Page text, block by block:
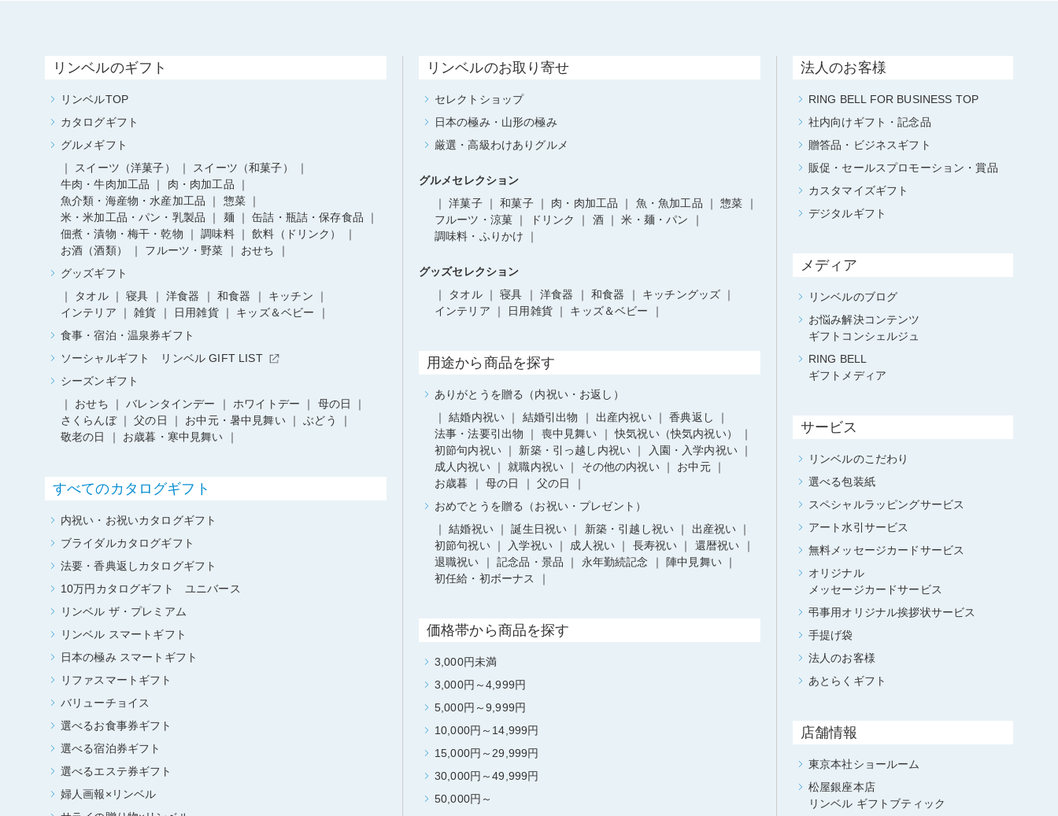
リンベルのギフト
リンベルTOP
カタログギフト
グルメギフト
スイーツ（洋菓子）
スイーツ（和菓子）
牛肉・牛肉加工品
肉・肉加工品
魚介類・海産物・水産加工品
惣菜
米・米加工品・パン・乳製品
麺
缶詰・瓶詰・保存食品
佃煮・漬物・梅干・乾物
調味料
飲料（ドリンク）
お酒（酒類）
フルーツ・野菜
おせち
グッズギフト
タオル
寝具 洋食器 和食器
キッチン
インテリア
雑貨 日用雑貨
キッズ＆ベビー
食事・宿泊・温泉券ギフト
ソーシャルギフト リンベル GIFT LIST
シーズンギフト
おせち
バレンタインデー ホワイトデー
母の日
さくらんぼ
父の日 お中元・暑中見舞い
ぶどう
敬老の日
お歳暮・寒中見舞い
すべてのカタログギフト
内祝い・お祝いカタログギフト
ブライダルカタログギフト
法要・香典返しカタログギフト
10万円カタログギフト ユニバース
リンベル ザ・プレミアム
リンベル スマートギフト
日本の極み スマートギフト
リファスマートギフト
バリューチョイス
選べるお食事券ギフト
選べる宿泊券ギフト
選べるエステ券ギフト
婦人画報×リンベル
リンベルのお取り寄せ
セレクトショップ
日本の極み・山形の極み
厳選・高級わけありグルメ
グルメセレクション
洋菓子
和菓子 肉・肉加工品 魚・魚加工品
惣菜
フルーツ・涼菓
ドリンク 酒
米・麺・パン
調味料・ふりかけ
グッズセレクション
タオル
寝具 洋食器 和食器
キッチングッズ
インテリア
日用雑貨 キッズ＆ベビー
用途から商品を探す
ありがとうを贈る（内祝い・お返し）
結婚内祝い
結婚引出物 出産内祝い
香典返し
法事・法要引出物
喪中見舞い
快気祝い（快気内祝い）
初節句内祝い
新築・引っ越し内祝い
入園・入学内祝い
成人内祝い
就職内祝い その他の内祝い
お中元
お歳暮
母の日
父の日
おめでとうを贈る（お祝い・プレゼント）
結婚祝い
誕生日祝い 新築・引越し祝い
出産祝い
初節句祝い
入学祝い 成人祝い 長寿祝い
還暦祝い
退職祝い
記念品・景品 永年勤続記念
陣中見舞い
初任給・初ボーナス
価格帯から商品を探す
3,000円未満
3,000円～4,999円
5,000円～9,999円
10,000円～14,999円
15,000円～29,999円
30,000円～49,999円
50,000円～
法人のお客様
RING BELL FOR BUSINESS TOP
社内向けギフト・記念品
贈答品・ビジネスギフト
販促・セールスプロモーション・賞品
カスタマイズギフト
デジタルギフト
メディア
リンベルのブログ
お悩み解決コンテンツ
ギフトコンシェルジュ
RING BELL
ギフトメディア
サービス
リンベルのこだわり
選べる包装紙
スペシャルラッピングサービス
アート水引サービス
無料メッセージカードサービス
オリジナル
メッセージカードサービス
弔事用オリジナル挨拶状サービス
手提げ袋
法人のお客様
あとらくギフト
店舗情報
東京本社ショールーム
松屋銀座本店
リンベル ギフトブティック